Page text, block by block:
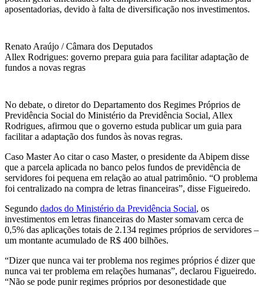
aposentadorias, devido à falta de diversificação nos investimentos.
Renato Araújo / Câmara dos Deputados
Allex Rodrigues: governo prepara guia para facilitar adaptação de
fundos a novas regras
No debate, o diretor do Departamento dos Regimes Próprios de
Previdência Social do Ministério da Previdência Social, Allex
Rodrigues, afirmou que o governo estuda publicar um guia para
facilitar a adaptação dos fundos às novas regras.
Caso Master Ao citar o caso Master, o presidente da Abipem disse
que a parcela aplicada no banco pelos fundos de previdência de
servidores foi pequena em relação ao atual patrimônio. “O problema
foi centralizado na compra de letras financeiras”, disse Figueiredo.
Segundo dados do Ministério da Previdência Social, os
investimentos em letras financeiras do Master somavam cerca de
0,5% das aplicações totais de 2.134 regimes próprios de servidores –
um montante acumulado de R$ 400 bilhões.
“Dizer que nunca vai ter problema nos regimes próprios é dizer que
nunca vai ter problema em relações humanas”, declarou Figueiredo.
“Não se pode punir regimes próprios por desonestidade que